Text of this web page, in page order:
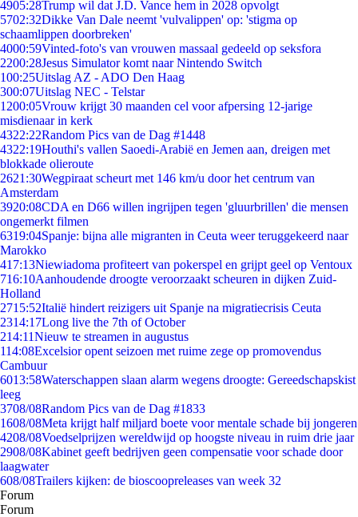
4905:28Trump wil dat J.D. Vance hem in 2028 opvolgt
5702:32Dikke Van Dale neemt 'vulvalippen' op: 'stigma op
schaamlippen doorbreken'
4000:59Vinted-foto's van vrouwen massaal gedeeld op seksfora
2200:28Jesus Simulator komt naar Nintendo Switch
100:25Uitslag AZ - ADO Den Haag
300:07Uitslag NEC - Telstar
1200:05Vrouw krijgt 30 maanden cel voor afpersing 12-jarige
misdienaar in kerk
4322:22Random Pics van de Dag #1448
4322:19Houthi's vallen Saoedi-Arabië en Jemen aan, dreigen met
blokkade olieroute
2621:30Wegpiraat scheurt met 146 km/u door het centrum van
Amsterdam
3920:08CDA en D66 willen ingrijpen tegen 'gluurbrillen' die mensen
ongemerkt filmen
6319:04Spanje: bijna alle migranten in Ceuta weer teruggekeerd naar
Marokko
417:13Niewiadoma profiteert van pokerspel en grijpt geel op Ventoux
716:10Aanhoudende droogte veroorzaakt scheuren in dijken Zuid-
Holland
2715:52Italië hindert reizigers uit Spanje na migratiecrisis Ceuta
2314:17Long live the 7th of October
214:11Nieuw te streamen in augustus
114:08Excelsior opent seizoen met ruime zege op promovendus
Cambuur
6013:58Waterschappen slaan alarm wegens droogte: Gereedschapskist
leeg
3708/08Random Pics van de Dag #1833
1608/08Meta krijgt half miljard boete voor mentale schade bij jongeren
4208/08Voedselprijzen wereldwijd op hoogste niveau in ruim drie jaar
2908/08Kabinet geeft bedrijven geen compensatie voor schade door
laagwater
608/08Trailers kijken: de bioscoopreleases van week 32
Forum
Forum